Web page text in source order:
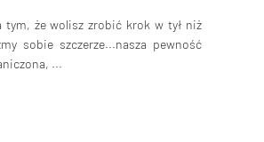
tym, że wolisz zrobić krok w tył niż
sobie szczerze...nasza pewność
...